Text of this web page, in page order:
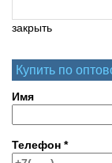
закрыть
Купить по
Имя
Телефон *